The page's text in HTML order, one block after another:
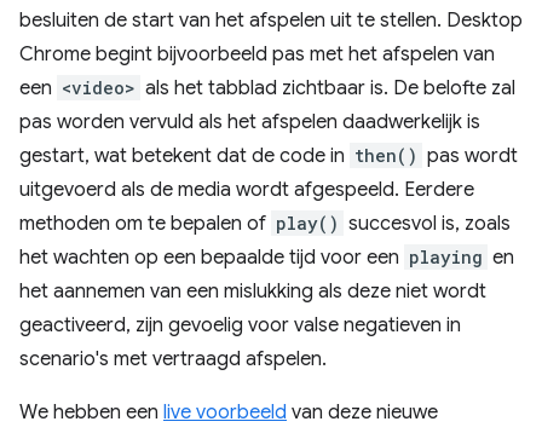
besluiten de start van het afspelen uit te stellen. Desktop
Chrome begint bijvoorbeeld pas met het afspelen van
een <video> als het tabblad zichtbaar is. De belofte zal
pas worden vervuld als het afspelen daadwerkelijk is
gestart, wat betekent dat de code in then() pas wordt
uitgevoerd als de media wordt afgespeeld. Eerdere
methoden om te bepalen of play() succesvol is, zoals
het wachten op een bepaalde tijd voor een playing en
het aannemen van een mislukking als deze niet wordt
geactiveerd, zijn gevoelig voor valse negatieven in
scenario's met vertraagd afspelen.
We hebben een live voorbeeld van deze nieuwe